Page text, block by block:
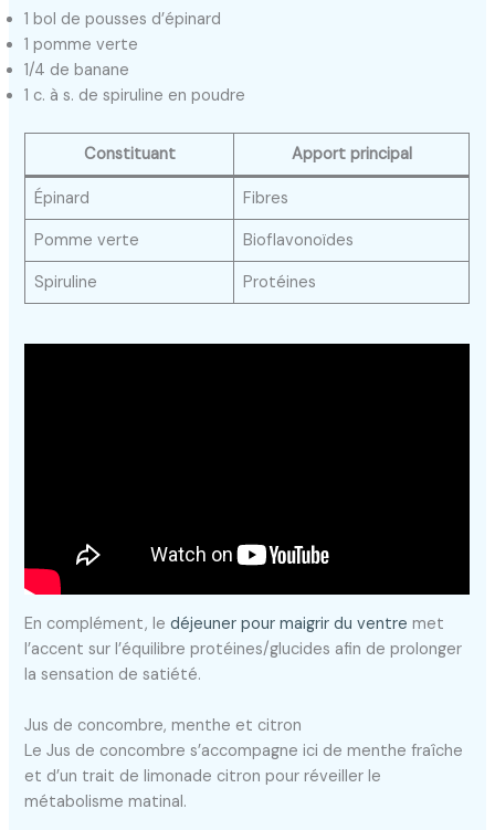
1 bol de pousses d’épinard
1 pomme verte
1/4 de banane
1 c. à s. de spiruline en poudre
Constituant Apport principal
Épinard
Fibres
Pomme verte
Bioflavonoïdes
Spiruline
Protéines
En complément, ledéjeuner pour maigrir du ventre met
l’accent sur l’équilibre protéines/glucides afin de prolonger
la sensation de satiété.
Jus de concombre, menthe et citron
Le Jus de concombre s’accompagne ici de menthe fraîche
et d’un trait de limonade citron pour réveiller le
métabolisme matinal.